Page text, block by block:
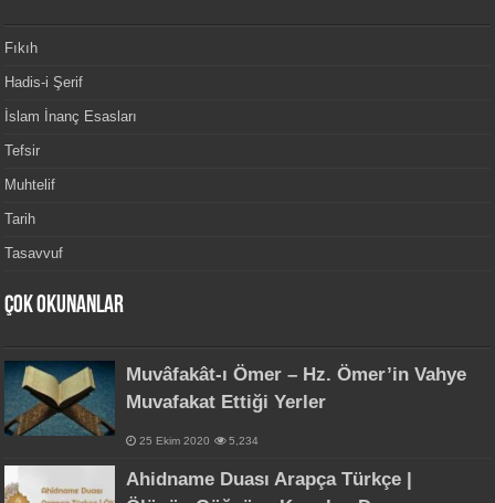
Fıkıh
Hadis-i Şerif
İslam İnanç Esasları
Tefsir
Muhtelif
Tarih
Tasavvuf
Çok Okunanlar
Muvâfakât-ı Ömer – Hz. Ömer’in Vahye
Muvafakat Ettiği Yerler
25 Ekim 2020 5,234
Ahidname Duası Arapça Türkçe |